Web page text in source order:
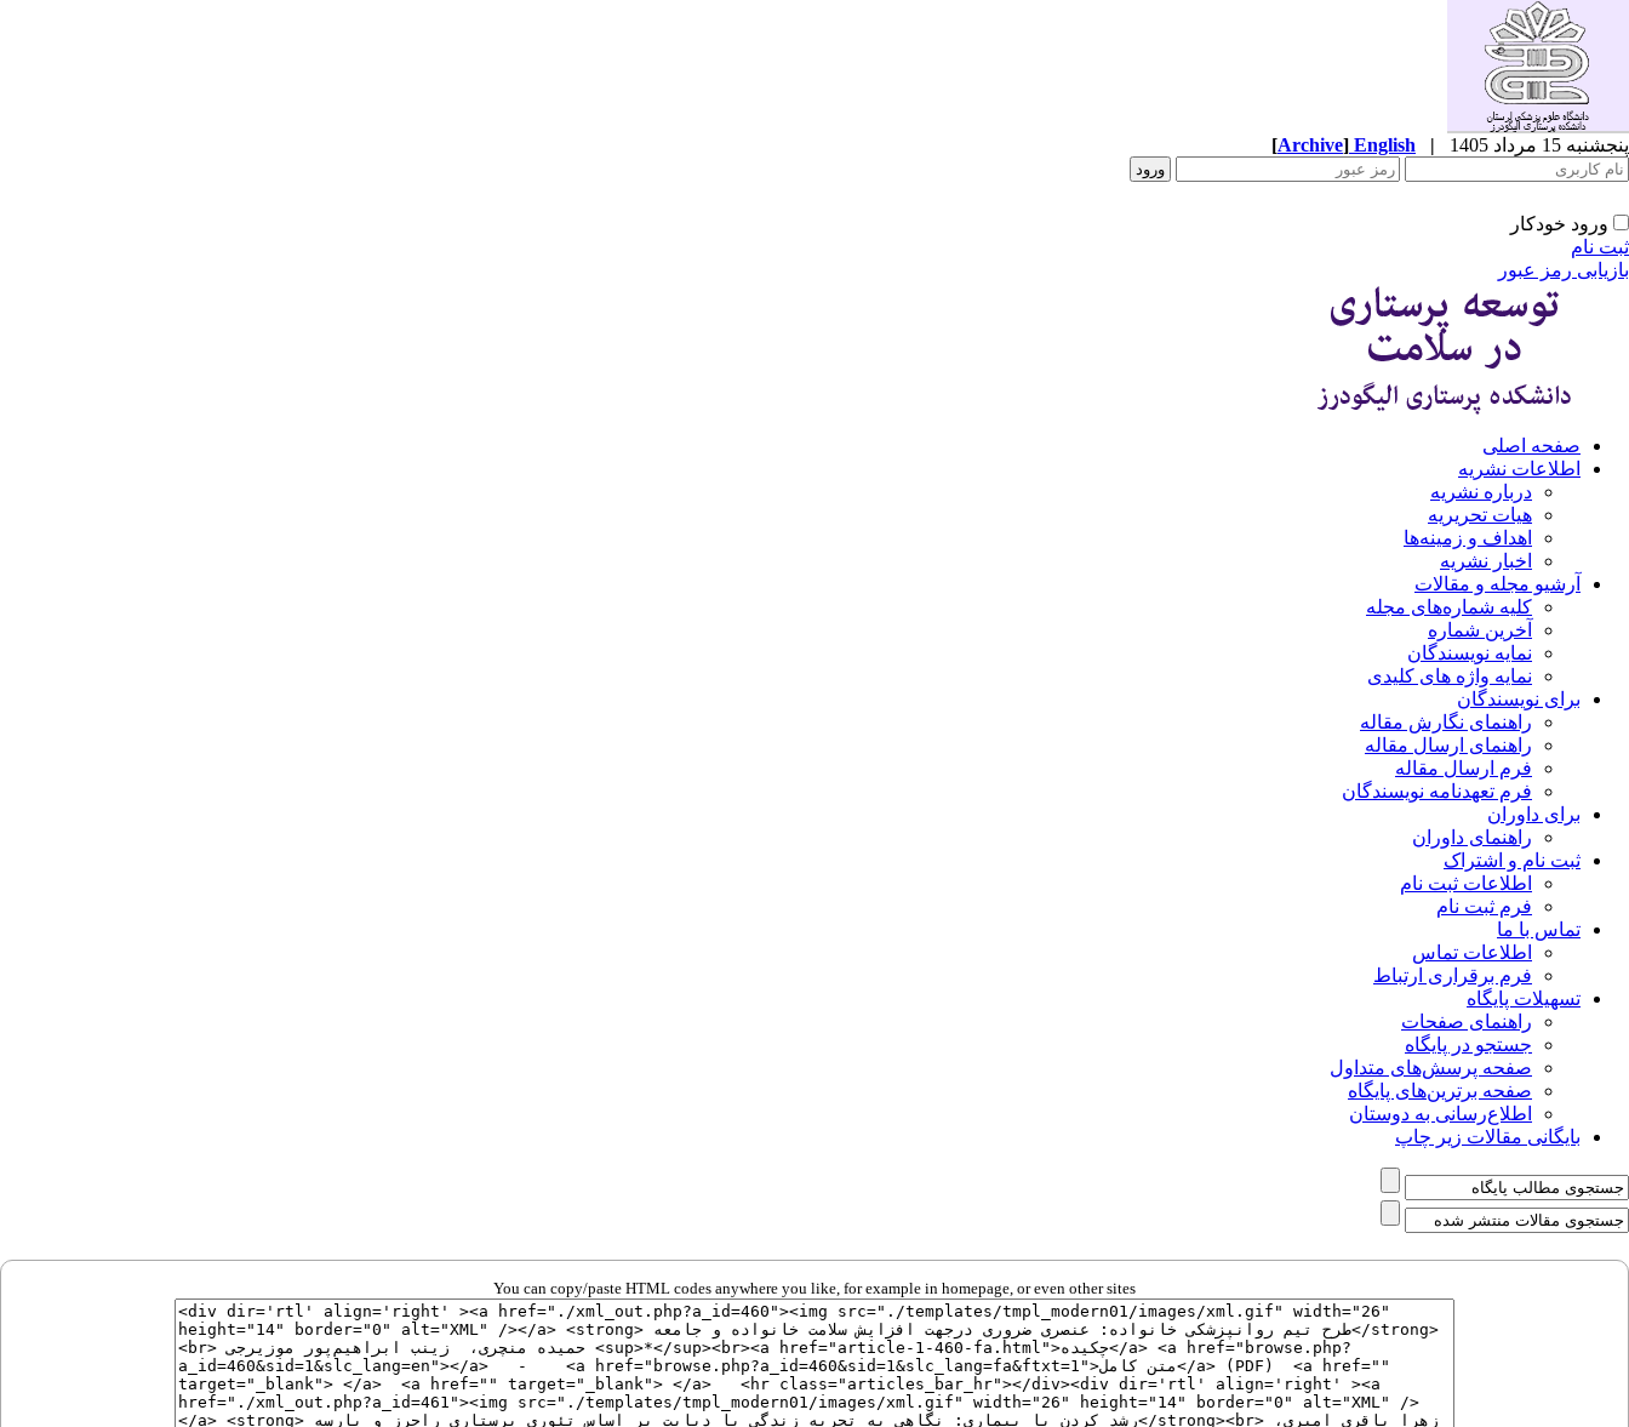
پنجشنبه 15 مرداد 1405 |
English
[Archive]
ورود خودکار
ثبت نام
بازیابی رمز عبور
صفحه اصلی
اطلاعات نشریه
درباره نشریه
هیات تحریریه
اهداف و زمینه‌ها
اخبار نشریه
آرشیو مجله و مقالات
کلیه شماره‌های مجله
آخرین شماره
نمایه نویسندگان
نمایه واژه های کلیدی
برای نویسندگان
راهنمای نگارش مقاله
راهنمای ارسال مقاله
فرم ارسال مقاله
فرم تعهدنامه نویسندگان
برای داوران
راهنمای داوران
ثبت نام و اشتراک
اطلاعات ثبت نام
فرم ثبت نام
تماس با ما
اطلاعات تماس
فرم برقراری ارتباط
تسهیلات پایگاه
راهنمای صفحات
جستجو در پایگاه
صفحه پرسش‌های متداول
صفحه برترین‌های پایگاه
اطلاع‌رسانی به دوستان
بایگانی مقالات زیر چاپ
You can copy/paste HTML codes anywhere you like, for example in homepage, or even other sites